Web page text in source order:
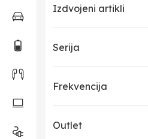
Izdvojeni artikli
Serija
Frekvencija
Outlet